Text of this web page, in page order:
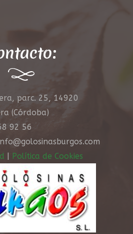
parc. 25, 14920
(Córdoba)
92 56
Política de Cookies